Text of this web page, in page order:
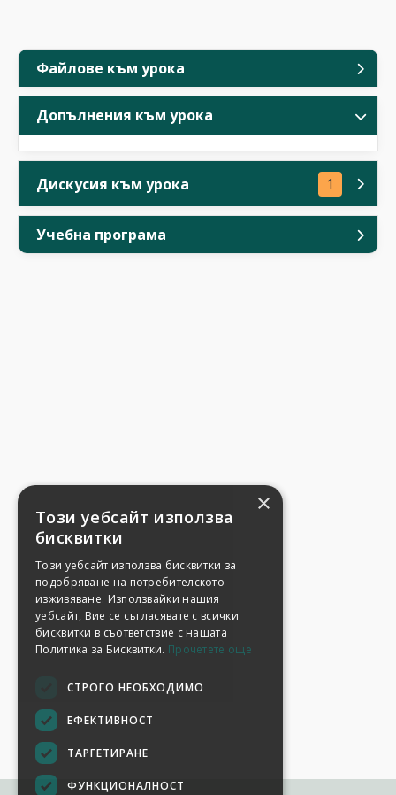
Файлове към урока
Допълнения към урока
Дискусия към урока 1
Учебна програма
×
Този уебсайт използва
бисквитки
Този уебсайт използва бисквитки за
подобряване на потребителското
изживяване. Използвайки нашия
уебсайт, Вие се съгласявате с всички
бисквитки в съответствие с нашата
Политика за Бисквитки. Прочетете още
СТРОГО НЕОБХОДИМО
ЕФЕКТИВНОСТ
ТАРГЕТИРАНЕ
ФУНКЦИОНАЛНОСТ